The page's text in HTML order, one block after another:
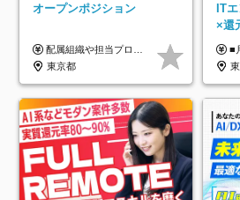
オープンポジション
配属組織や担当プロジェクトにより異なります。 ▼参考情報 ----------------------- 年俸650万～（1/12を月々支給） ※経験、能力を考慮の上、当社規定により優遇いたします。 ※時間外、休日出勤、深夜手当に対する賃金も基本年俸に含みます。
東京都
IT
×還
迎*
定
■月給35万円～130万円＋賞与年
東京都_神奈川県_埼玉県_千葉県_